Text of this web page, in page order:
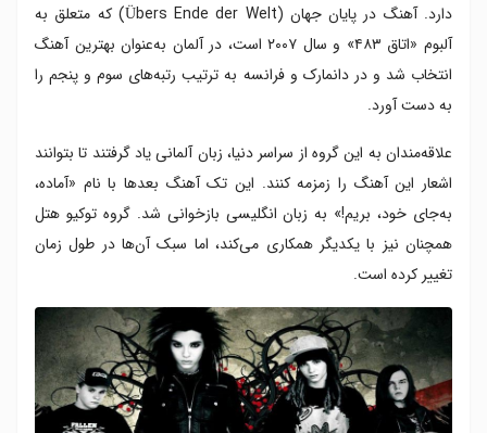
دارد. آهنگ در پایان جهان (Übers Ende der Welt) که متعلق به
آلبوم «اتاق ۴۸۳» و سال ۲۰۰۷ است، در آلمان به‌عنوان بهترین آهنگ
انتخاب شد و در دانمارک و فرانسه به ترتیب رتبه‌های سوم و پنجم را
به دست آورد.
علاقه‌مندان به این گروه از سراسر دنیا، زبان آلمانی یاد گرفتند تا بتوانند
اشعار این آهنگ را زمزمه کنند. این تک آهنگ بعدها با نام «آماده،
به‌جای خود، بریم!» به زبان انگلیسی بازخوانی شد. گروه توکیو هتل
همچنان نیز با یکدیگر همکاری می‌کند، اما سبک آن‌ها در طول زمان
تغییر کرده است.